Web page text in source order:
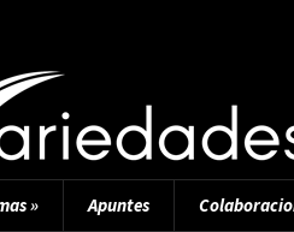
» Apuntes